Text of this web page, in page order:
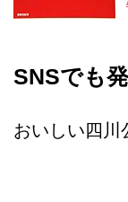
SNSでも
おいしい四川